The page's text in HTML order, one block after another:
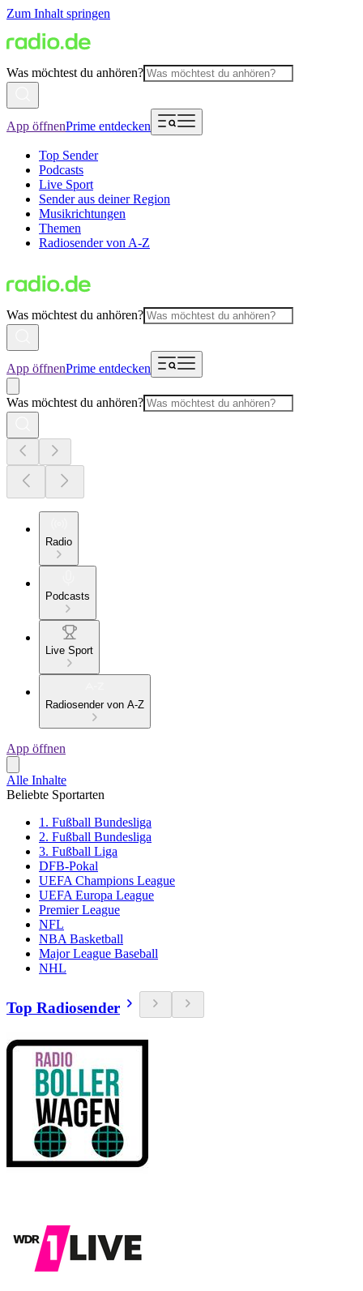
Zum Inhalt springen
Was möchtest du anhören?
App öffnenPrime entdecken
Top Sender
Podcasts
Live Sport
Sender aus deiner Region
Musikrichtungen
Themen
Radiosender von A-Z
Was möchtest du anhören?
App öffnenPrime entdecken
Was möchtest du anhören?
Radio
Podcasts
Live Sport
Radiosender von A-Z
App öffnen
Alle Inhalte
Beliebte Sportarten
1. Fußball Bundesliga
2. Fußball Bundesliga
3. Fußball Liga
DFB-Pokal
UEFA Champions League
UEFA Europa League
Premier League
NFL
NBA Basketball
Major League Baseball
NHL
Top Radiosender